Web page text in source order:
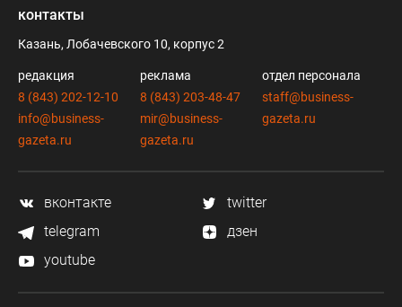
контакты
Казань, Лобачевского 10, корпус 2
редакция
8 (843) 202-12-10
info@business-
gazeta.ru
реклама
8 (843) 203-48-47
mir@business-
gazeta.ru
отдел персонала
staff@business-
gazeta.ru
вконтакте
twitter
telegram
дзен
youtube